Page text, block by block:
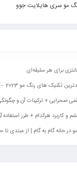
مو سری هایلایت جوو
صحرایی + ترکیبات آن و
و کاربرد هرکدام + طرز استفاده
خانه گام به گام | از مبتدی تا